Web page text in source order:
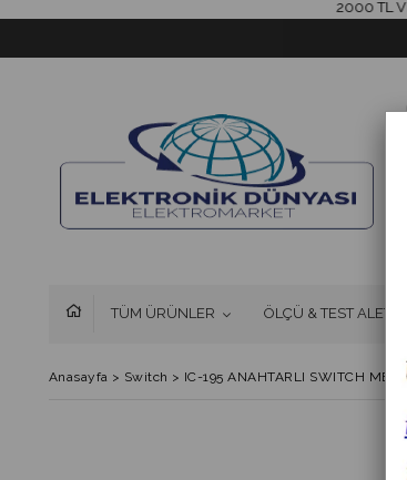
2000 TL VE
TÜM ÜRÜNLER ÖLÇÜ & TEST
Anasayfa > Switch > IC-195 ANAHTARLI SWITCH